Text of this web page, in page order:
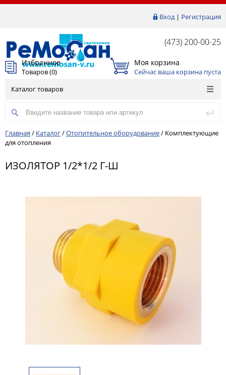
Вход| Регистрация
(473) 200-00-25
Избранное
Товаров (0)
Моя корзина
Сейчас ваша корзина пуста
Каталог товаров
Главная / Каталог/Отопительное оборудование/ Комплектующие
для отопления
ИЗОЛЯТОР 1/2*1/2 Г-Ш